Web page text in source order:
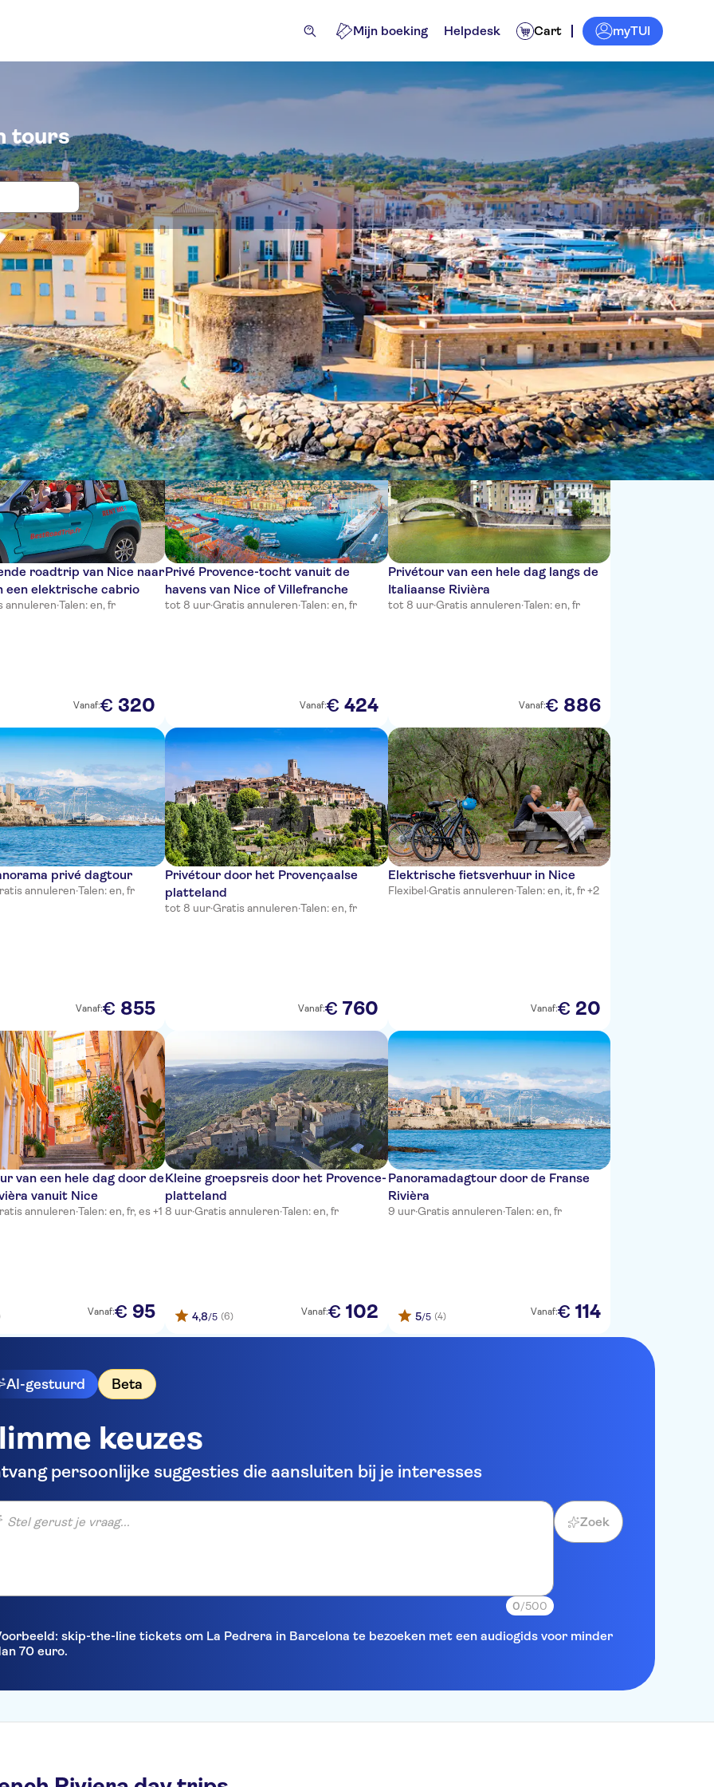
Mijn boeking Helpdesk Cart myTUI
tours
tickets voor French Riviera day trips
& Dagtrips Attracties en rondleidingen Activiteiten Transfers
Sorteren op:
roadtrip van Nice naar
een elektrische cabrio
annuleren·Talen: en, fr
Vanaf:€ 320
Privé Provence-tocht vanuit de
havens van Nice of Villefranche
tot 8 uur·Gratis annuleren·Talen: en, fr
Vanaf:€ 424
Privétour van een hele dag langs de
Italiaanse Rivièra
tot 8 uur·Gratis annuleren·Talen: en, fr
Vanaf:€ 886
privé dagtour
annuleren·Talen: en, fr
Vanaf:€ 855
Privétour door het Provençaalse
platteland
tot 8 uur·Gratis annuleren·Talen: en, fr
Vanaf:€ 760
Elektrische fietsverhuur in Nice
Flexibel·Gratis annuleren·Talen: en, it, fr +2
Vanaf:€ 20
van een hele dag door de
vanuit Nice
annuleren·Talen: en, fr, es +1
Vanaf:€ 95
Kleine groepsreis door het Provence-
platteland
8 uur·Gratis annuleren·Talen: en, fr
4,8/5 (6) Vanaf:€ 102
Panoramadagtour door de Franse
Rivièra
9 uur·Gratis annuleren·Talen: en, fr
5/5 (4) Vanaf:€ 114
AI-gestuurd Beta
keuzes
persoonlijke suggesties die aansluiten bij je interesses
je vraag...
0/500
Zoek
skip-the-line tickets om La Pedrera in Barcelona te bezoeken met een audiogids voor minder
70 euro.